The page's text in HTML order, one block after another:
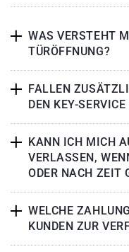
WAS VERSTEHT
TÜRÖFFNUNG?
FALLEN
DEN KEY-
KANN ICH MICH
VERLASSEN,
ODER NACH ZEIT
WELCHE
KUNDEN ZUR